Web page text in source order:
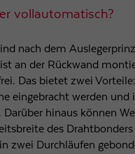
vollautomatisch?
nach dem
an der Rückwand
Das bietet zwei
eingebracht werden
Darüber hinaus können
des
zwei Durchläufen
1 Tag
Registriert eine eindeutige ID,
um statistische Daten dazu,
Website nutzt, zu generieren.